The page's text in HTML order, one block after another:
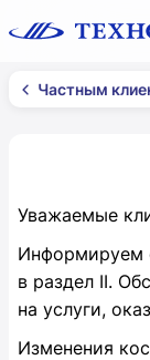
Частным
Уважаемые
Информируем
в раздел II.
на услуги,
Изменения